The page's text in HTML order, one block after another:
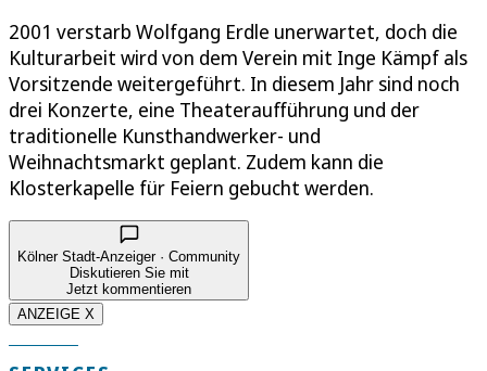
2001 verstarb Wolfgang Erdle unerwartet, doch die
Kulturarbeit wird von dem Verein mit Inge Kämpf als
Vorsitzende weitergeführt. In diesem Jahr sind noch
drei Konzerte, eine Theateraufführung und der
traditionelle Kunsthandwerker- und
Weihnachtsmarkt geplant. Zudem kann die
Klosterkapelle für Feiern gebucht werden.
Kölner Stadt-Anzeiger · Community
Diskutieren Sie mit
Jetzt kommentieren
ANZEIGE X